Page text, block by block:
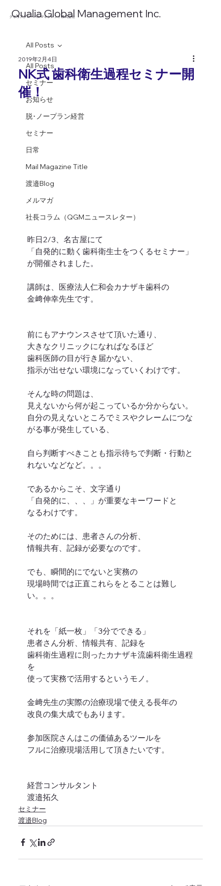
​クオリアグローバルマネジメント株式会社
​Qualia Global Management Inc.
All Posts
セミナー
お知らせ
脱･ノープラン経営
セミナー
日常
Mail Magazine Title
渡邉Blog
メルマガ
社長コラム（QGMニュースレター）
All Posts
NK式 歯科衛生過程セミナー開
催！
2019年2月4日
昨日2/3、名古屋にて
「自発的に動く歯科衛生士をつくるセミナー」
が開催されました。
講師は、医療法人仁和会カナザキ歯科の
金﨑伸幸先生です。
前にもアナウンスさせて頂いた通り、
大きなクリニックになればなるほど
歯科医師の目が行き届かない、
指示が出せない環境になっていくわけです。
そんな時の問題は、
見えないから何が起こっているか分からない。
自分の見えないところでミスやクレームにつな
がる事が発生している、
自ら判断すべきことも指示待ちで判断・行動と
れないなどなど。。。
であるからこそ、文字通り
「自発的に、、、」が重要なキーワードと
なるわけです。
そのためには、患者さんの分析、
情報共有、記録が必要なのです。
でも、瞬間的にでないと実務の
現場時間では正直これらをとることは難し
い。。。
それを「紙一枚」「3分でできる」
患者さん分析、情報共有、記録を
歯科衛生過程に則ったカナザキ流歯科衛生過程
を
使って実務で活用するというモノ。
金﨑先生の実際の治療現場で使える長年の
改良の集大成でもあります。
参加医院さんはこの価値あるツールを
フルに治療現場活用して頂きたいです。
経営コンサルタント
渡邉拓久
セミナー
渡邉Blog